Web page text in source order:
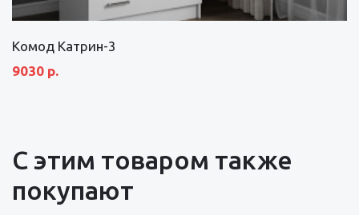
Комод Катрин-3
9030 р.
С этим товаром также
покупают